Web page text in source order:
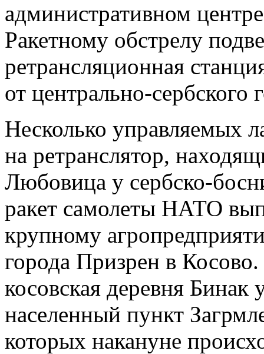
административном
Ракетному обстрелу
ретрансляционная
от центрально-сербского
Несколько управляемых
на ретранслятор,
Любовица у сербско-
ракет самолеты НАТО
крупному
города Призрен в
косовская деревня
населенный пункт
которых накануне